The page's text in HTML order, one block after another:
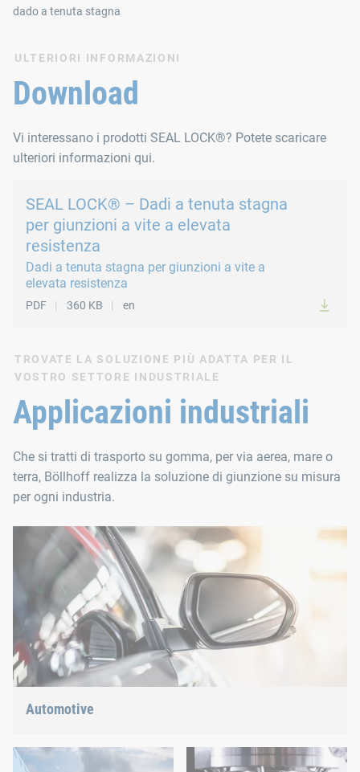
dado a tenuta stagna
ULTERIORI INFORMAZIONI
Download
Vi interessano i prodotti SEAL LOCK®? Potete scaricare
ulteriori informazioni qui.
SEAL LOCK® – Dadi a tenuta stagna
per giunzioni a vite a elevata
resistenza
Dadi a tenuta stagna per giunzioni a vite a
elevata resistenza
PDF 360 KB en
TROVATE LA SOLUZIONE PIÙ ADATTA PER IL
VOSTRO SETTORE INDUSTRIALE
Applicazioni industriali
Che si tratti di trasporto su gomma, per via aerea, mare o
terra, Böllhoff realizza la soluzione di giunzione su misura
per ogni industria.
Automotive
del settore dei veicoli commerciali.